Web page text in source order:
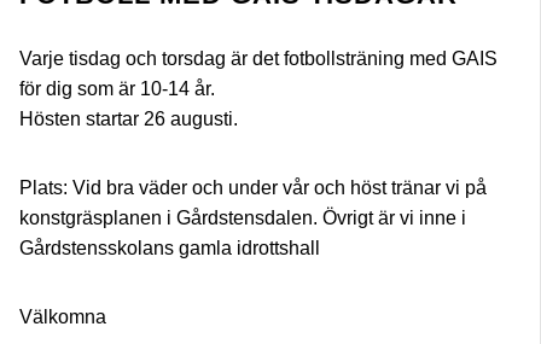
Varje tisdag och torsdag är det fotbollsträning med GAIS
för dig som är 10-14 år.
Hösten startar 26 augusti.
Plats: Vid bra väder och under vår och höst tränar vi på
konstgräsplanen i Gårdstensdalen. Övrigt är vi inne i
Gårdstensskolans gamla idrottshall
Välkomna